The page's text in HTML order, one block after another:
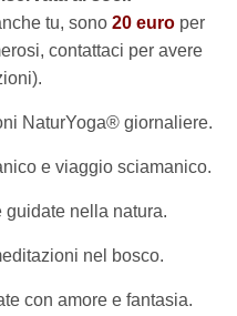
tu, sono 20 europer
contattaci per avere
NaturYoga® giornaliere.
e viaggio sciamanico.
nella natura.
nel bosco.
con amore e fantasia.